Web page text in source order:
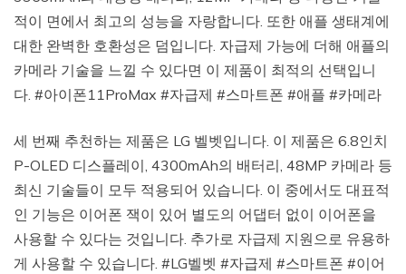
적이 면에서 최고의 성능을 자랑합니다. 또한 애플 생태계에
대한 완벽한 호환성은 덤입니다. 자급제 가능에 더해 애플의
카메라 기술을 느낄 수 있다면 이 제품이 최적의 선택입니
다. #아이폰11ProMax #자급제 #스마트폰 #애플 #카메라
세 번째 추천하는 제품은 LG 벨벳입니다. 이 제품은 6.8인치
P-OLED 디스플레이, 4300mAh의 배터리, 48MP 카메라 등
최신 기술들이 모두 적용되어 있습니다. 이 중에서도 대표적
인 기능은 이어폰 잭이 있어 별도의 어댑터 없이 이어폰을
사용할 수 있다는 것입니다. 추가로 자급제 지원으로 유용하
게 사용할 수 있습니다. #LG벨벳 #자급제 #스마트폰 #이어